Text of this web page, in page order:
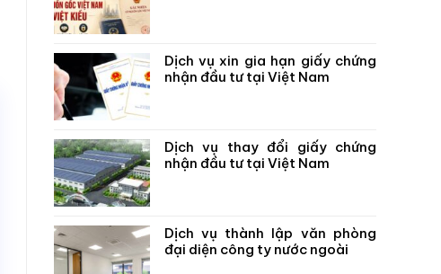
Dịch vụ xin gia hạn giấy chứng
nhận đầu tư tại Việt Nam
Dịch vụ thay đổi giấy chứng
nhận đầu tư tại Việt Nam
Dịch vụ thành lập văn phòng
đại diện công ty nước ngoài